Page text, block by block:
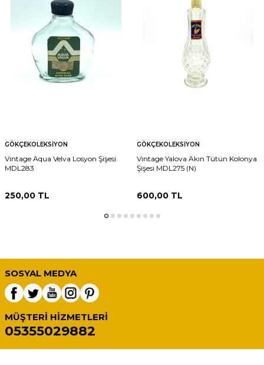
GÖKÇEKOLEKSIYON
Vintage Aqua Velva Losyon Şişesi
MDL283
250,00 TL
GÖKÇEKOLEKSIYON
Vintage Yalova Akın Tütün Kolonya
Şişesi MDL275 (N)
600,00TL
SOSYAL MEDYA
MÜŞTERI HIZMETLERI
05355029882